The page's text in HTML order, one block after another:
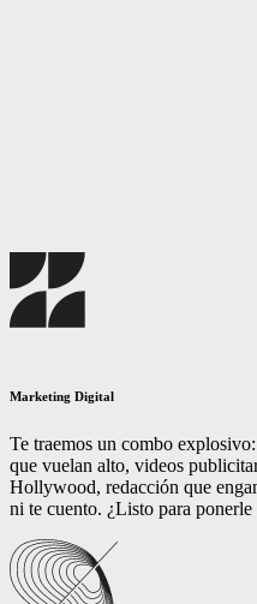
Marketing Digital
Te traemos un combo
que vuelan alto, videos
Hollywood, redacción que
ni te cuento. ¿Listo para